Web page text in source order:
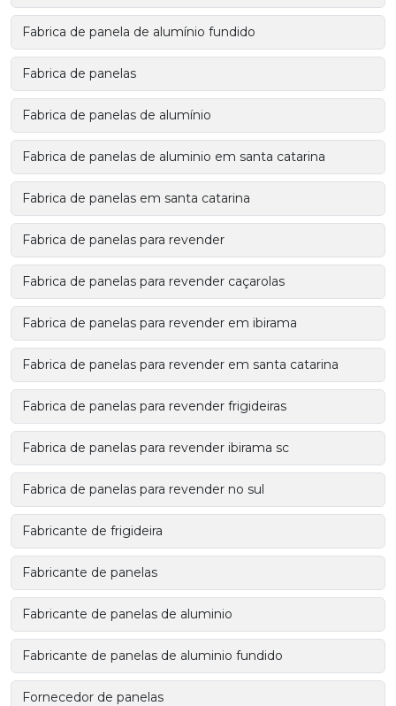
Fabrica de panela de alumínio fundido
Fabrica de panelas
Fabrica de panelas de alumínio
Fabrica de panelas de aluminio em santa catarina
Fabrica de panelas em santa catarina
Fabrica de panelas para revender
Fabrica de panelas para revender caçarolas
Fabrica de panelas para revender em ibirama
Fabrica de panelas para revender em santa catarina
Fabrica de panelas para revender frigideiras
Fabrica de panelas para revender ibirama sc
Fabrica de panelas para revender no sul
Fabricante de frigideira
Fabricante de panelas
Fabricante de panelas de aluminio
Fabricante de panelas de aluminio fundido
Fornecedor de panelas